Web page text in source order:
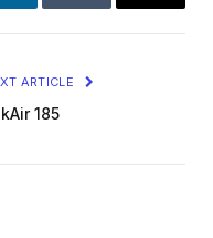
LinkedInTumblr Email
ARTICLE
185